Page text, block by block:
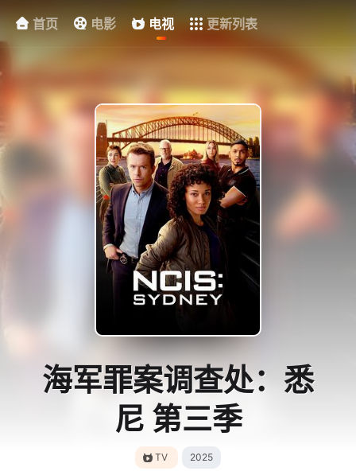
首页 电影 电视 更新列表
海军罪案调查处：悉
尼 第三季
TV 2025